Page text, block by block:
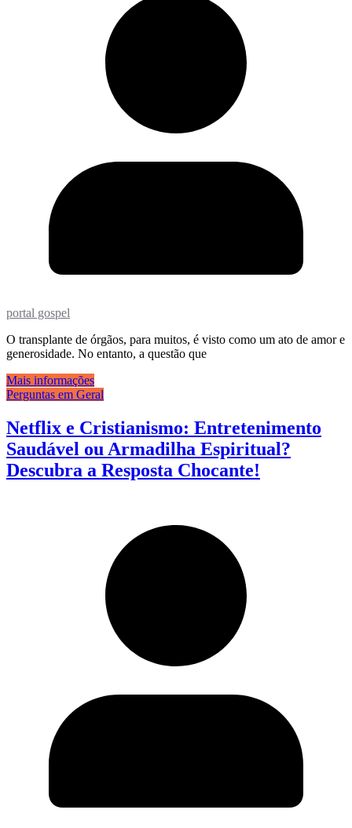
portal gospel
O transplante de órgãos, para muitos, é visto como um ato de amor e
generosidade. No entanto, a questão que
Mais informações
Perguntas em Geral
Netflix e Cristianismo: Entretenimento
Saudável ou Armadilha Espiritual?
Descubra a Resposta Chocante!